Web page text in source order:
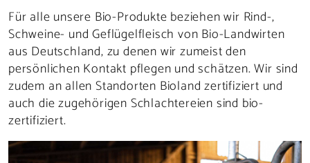
Für alle unsere Bio-Produkte beziehen wir Rind-,
Schweine- und Geflügelfleisch von Bio-Landwirten
aus Deutschland, zu denen wir zumeist den
persönlichen Kontakt pflegen und schätzen. Wir sind
zudem an allen Standorten Bioland zertifiziert und
auch die zugehörigen Schlachtereien sind bio-
zertifiziert.